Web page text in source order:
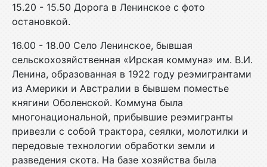
15.20 - 15.50 Дорога в Ленинское с фото
остановкой.
16.00 - 18.00 Село Ленинское, бывшая
сельскохозяйственная «Ирская коммуна» им. В.И.
Ленина, образованная в 1922 году реэмигрантами
из Америки и Австралии в бывшем поместье
княгини Оболенской. Коммуна была
многонациональной, прибывшие реэмигранты
привезли с собой трактора, сеялки, молотилки и
передовые технологии обработки земли и
разведения скота. На базе хозяйства была